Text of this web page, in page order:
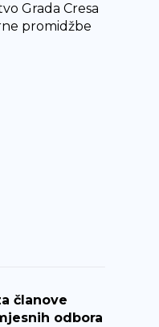
Grada Cresa
promidžbe
članove
odbora